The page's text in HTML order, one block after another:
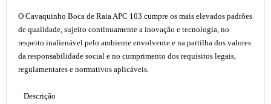
O Cavaquinho Boca de Raia APC 103 cumpre os mais elevados padrões
de qualidade, sujeito continuamente a inovação e tecnologia, no
respeito inalienável pelo ambiente envolvente e na partilha dos valores
da responsabilidade social e no cumprimento dos requisitos legais,
regulamentares e normativos aplicáveis.
Descrição